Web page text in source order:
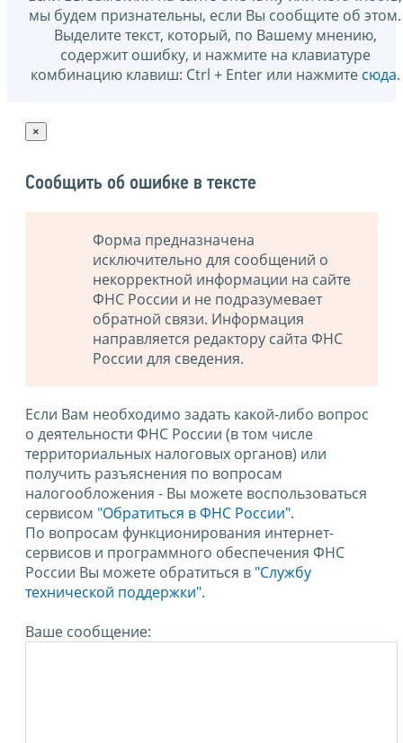
мы будем признательны, если Вы сообщите об этом.
Выделите текст, который, по Вашему мнению,
содержит ошибку, и нажмите на клавиатуре
комбинацию клавиш: Ctrl + Enter или нажмите сюда.
×
Сообщить об ошибке в тексте
Форма предназначена
исключительно для сообщений о
некорректной информации на сайте
ФНС России и не подразумевает
обратной связи. Информация
направляется редактору сайта ФНС
России для сведения.
Если Вам необходимо задать какой-либо вопрос
о деятельности ФНС России (в том числе
территориальных налоговых органов) или
получить разъяснения по вопросам
налогообложения - Вы можете воспользоваться
сервисом "Обратиться в ФНС России".
По вопросам функционирования интернет-
сервисов и программного обеспечения ФНС
России Вы можете обратиться в "Службу
технической поддержки".
Ваше сообщение: